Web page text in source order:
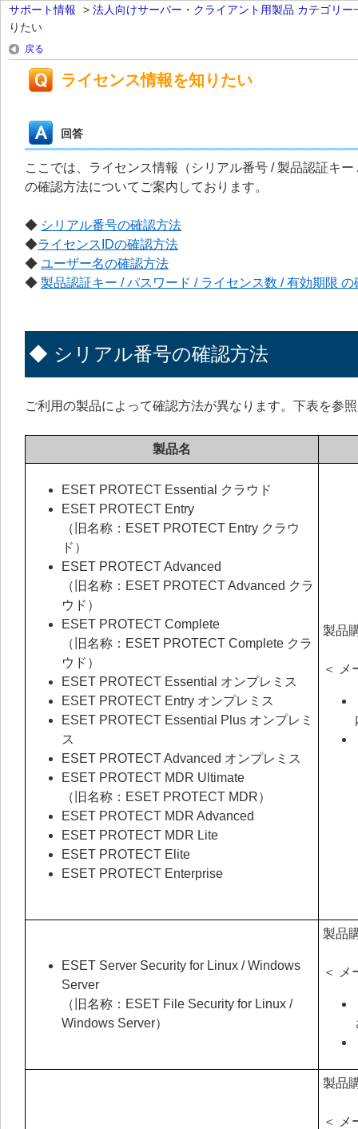
サポート情報 > 法人向けサーバー・クライアント用製品 カテゴリー
りたい
戻る
ライセンス情報を知りたい
回答
ここでは、ライセンス情報（シリアル番号 / 製品認証キ
の確認方法についてご案内しております。
◆ シリアル番号の確認方法
◆ライセンスIDの確認方法
◆ ユーザー名の確認方法
◆ 製品認証キー / パスワード / ライセンス数 / 有効期限 の
◆ シリアル番号の確認方法
ご利用の製品によって確認方法が異なります。下表を参
製品名
ESET PROTECT Essential クラウド
ESET PROTECT Entry
（旧名称：ESET PROTECT Entry クラウ
ド）
ESET PROTECT Advanced
（旧名称：ESET PROTECT Advanced クラ
ウド）
ESET PROTECT Complete
（旧名称：ESET PROTECT Complete クラ
ウド）
ESET PROTECT Essential オンプレミス
ESET PROTECT Entry オンプレミス
ESET PROTECT Essential Plus オンプレミ
ス
ESET PROTECT Advanced オンプレミス
ESET PROTECT MDR Ultimate
（旧名称：ESET PROTECT MDR）
ESET PROTECT MDR Advanced
ESET PROTECT MDR Lite
ESET PROTECT Elite
ESET PROTECT Enterprise
製品
＜ メ
ESET Server Security for Linux / Windows
Server
（旧名称：ESET File Security for Linux /
Windows Server）
製品
＜ メ
製品
＜ メ